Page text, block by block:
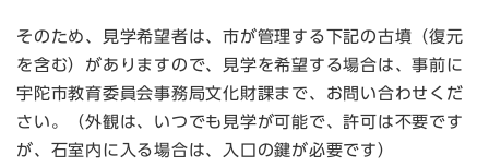
そのため、見学希望者は、市が管理する下記の古墳（復元
を含む）がありますので、見学を希望する場合は、事前に
宇陀市教育委員会事務局文化財課まで、お問い合わせくだ
さい。（外観は、いつでも見学が可能で、許可は不要です
が、石室内に入る場合は、入口の鍵が必要です）